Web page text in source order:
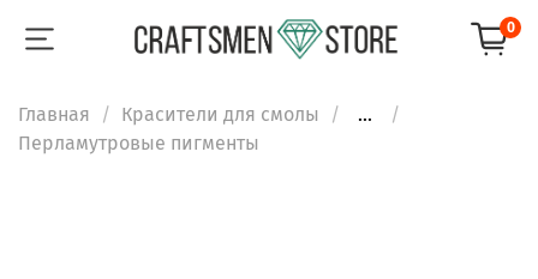
0
Главная Красители для смолы
...
Перламутровые пигменты